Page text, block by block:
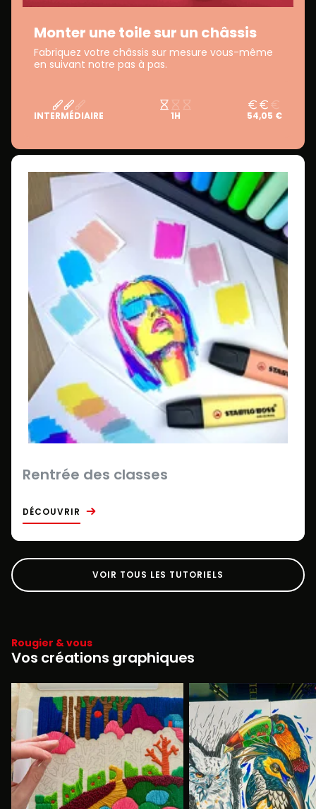
Monter une toile sur un châssis
Fabriquez votre châssis sur mesure vous-même
en suivant notre pas à pas.
INTERMÉDIAIRE 1H 54,05 €
Rentrée des classes
DÉCOUVRIR
VOIR TOUS LES TUTORIELS
Rougier & vous
Vos créations graphiques